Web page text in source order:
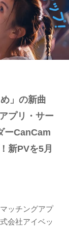
」の新曲
プリ・サー
ーCanCam
新PVを5月
ッチングアプ
会社アイベッ